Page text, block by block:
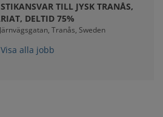
TILL JYSK TRANÅS,
DELTID 75%
Tranås, Sweden
Visa alla jobb